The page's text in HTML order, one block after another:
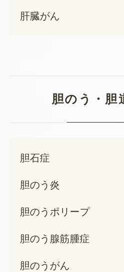
肝臓がん
胆のう・胆
胆石症
胆のう炎
胆のうポリープ
胆のう腺筋腫症
胆のうがん